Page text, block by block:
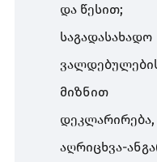
და წესით;
მიზნით
აღრიცხვა-